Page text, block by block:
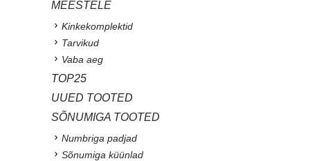
MEESTELE
Kinkekomplektid
Tarvikud
Vaba aeg
TOP25
UUED TOOTED
SÕNUMIGA TOOTED
Numbriga padjad
Sõnumiga küünlad